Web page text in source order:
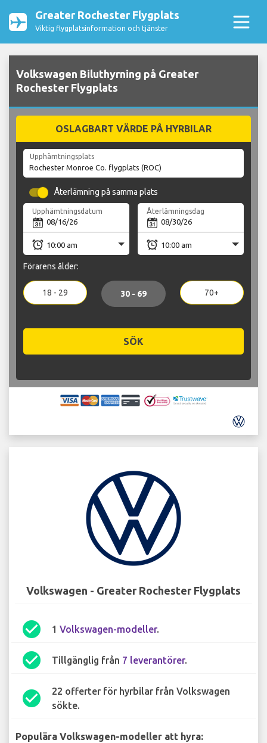
Greater Rochester Flygplats
Viktig flygplatsinformation och tjänster
Volkswagen Biluthyrning på Greater
Rochester Flygplats
OSLAGBART VÄRDE PÅ HYRBILAR
Upphämtningsplats
Återlämning på samma plats
Upphämtningsdatum Återlämningsdag
Förarens ålder:
18 - 29 30 - 69 70+
SÖK
Volkswagen - Greater Rochester Flygplats
check_circle 1 Volkswagen-modeller.
check_circle Tillgänglig från 7 leverantörer.
check_circle
22 offerter för hyrbilar från Volkswagen
sökte.
Populära Volkswagen-modeller att hyra: